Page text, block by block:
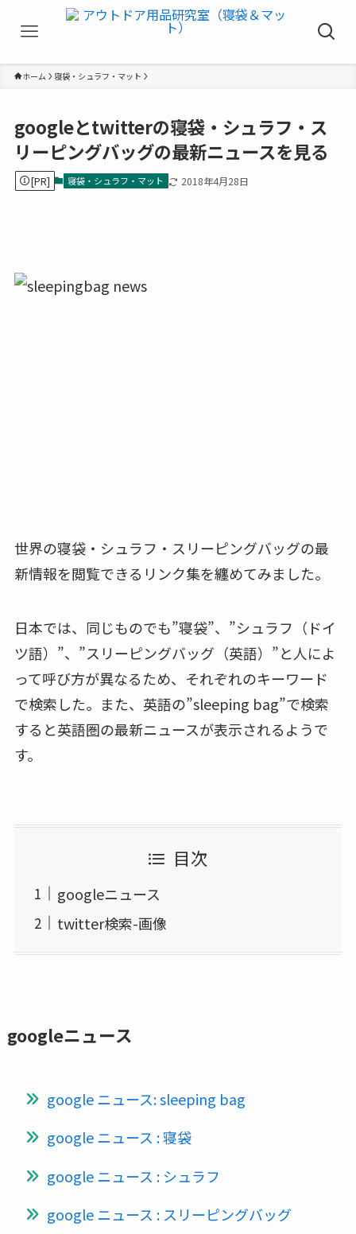
ホーム 寝袋・シュラフ・マット
googleとtwitterの寝袋・シュラフ・ス
リーピングバッグの最新ニュースを見る
[PR] 寝袋・シュラフ・マット 2018年4月28日
世界の寝袋・シュラフ・スリーピングバッグの最
新情報を閲覧できるリンク集を纏めてみました。
日本では、同じものでも”寝袋”、”シュラフ（ドイ
ツ語）”、”スリーピングバッグ（英語）”と人によ
って呼び方が異なるため、それぞれのキーワード
で検索した。また、英語の”sleeping bag”で検索
すると英語圏の最新ニュースが表示されるようで
す。
目次
googleニュース
twitter検索-画像
googleニュース
google ニュース: sleeping bag
google ニュース : 寝袋
google ニュース : シュラフ
google ニュース : スリーピングバッグ